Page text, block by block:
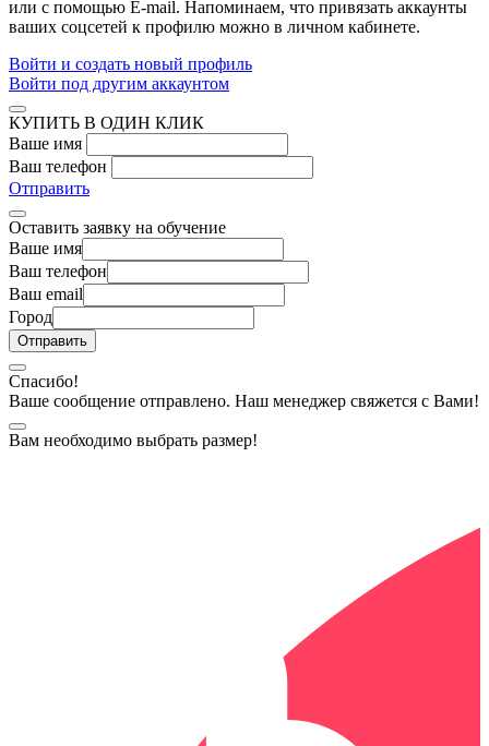
или с помощью E-mail. Напоминаем, что привязать аккаунты
ваших соцсетей к профилю можно в личном кабинете.
Войти и создать новый профиль
Войти под другим аккаунтом
КУПИТЬ В ОДИН КЛИК
Ваше имя
Ваш телефон
Отправить
Оставить заявку на обучение
Ваше имя
Ваш телефон
Ваш email
Город
Спасибо!
Ваше сообщение отправлено. Наш менеджер свяжется с Вами!
Вам необходимо выбрать размер!